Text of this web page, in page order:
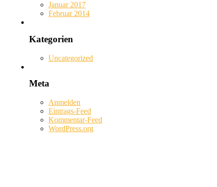
Januar 2017
Februar 2014
Kategorien
Uncategorized
Meta
Anmelden
Eintrags-Feed
Kommentar-Feed
WordPress.org